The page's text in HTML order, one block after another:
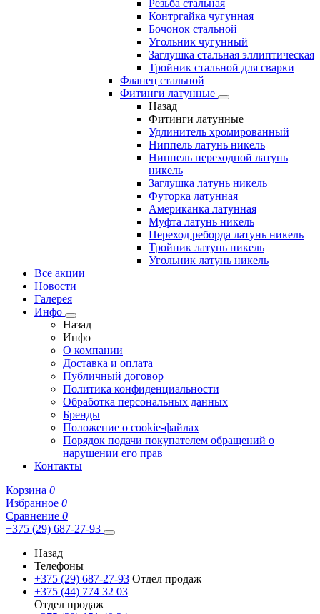
Резьба стальная
Контргайка чугунная
Бочонок стальной
Угольник чугунный
Заглушка стальная эллиптическая
Тройник стальной для сварки
Фланец стальной
Фитинги латунные
Назад
Фитинги латунные
Удлинитель хромированный
Ниппель латунь никель
Ниппель переходной латунь
никель
Заглушка латунь никель
Футорка латунная
Американка латунная
Муфта латунь никель
Переход реборда латунь никель
Тройник латунь никель
Угольник латунь никель
Все акции
Новости
Галерея
Инфо
Назад
Инфо
О компании
Доставка и оплата
Публичный договор
Политика конфиденциальности
Обработка персональных данных
Бренды
Положение о cookie-файлах
Порядок подачи покупателем обращений о
нарушении его прав
Контакты
Корзина 0
Избранное 0
Сравнение 0
+375 (29) 687-27-93
Назад
Телефоны
+375 (29) 687-27-93 Отдел продаж
+375 (44) 774 32 03
Отдел продаж